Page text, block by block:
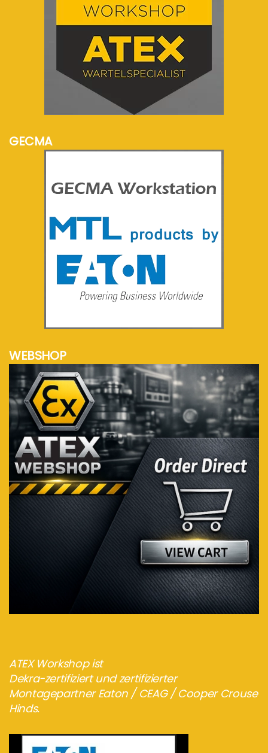
meer info...
GECMA
WEBSHOP
ATEX Workshop ist
Dekra-zertifiziert und zertifizierter
Montagepartner Eaton / CEAG / Cooper Crouse
Hinds.